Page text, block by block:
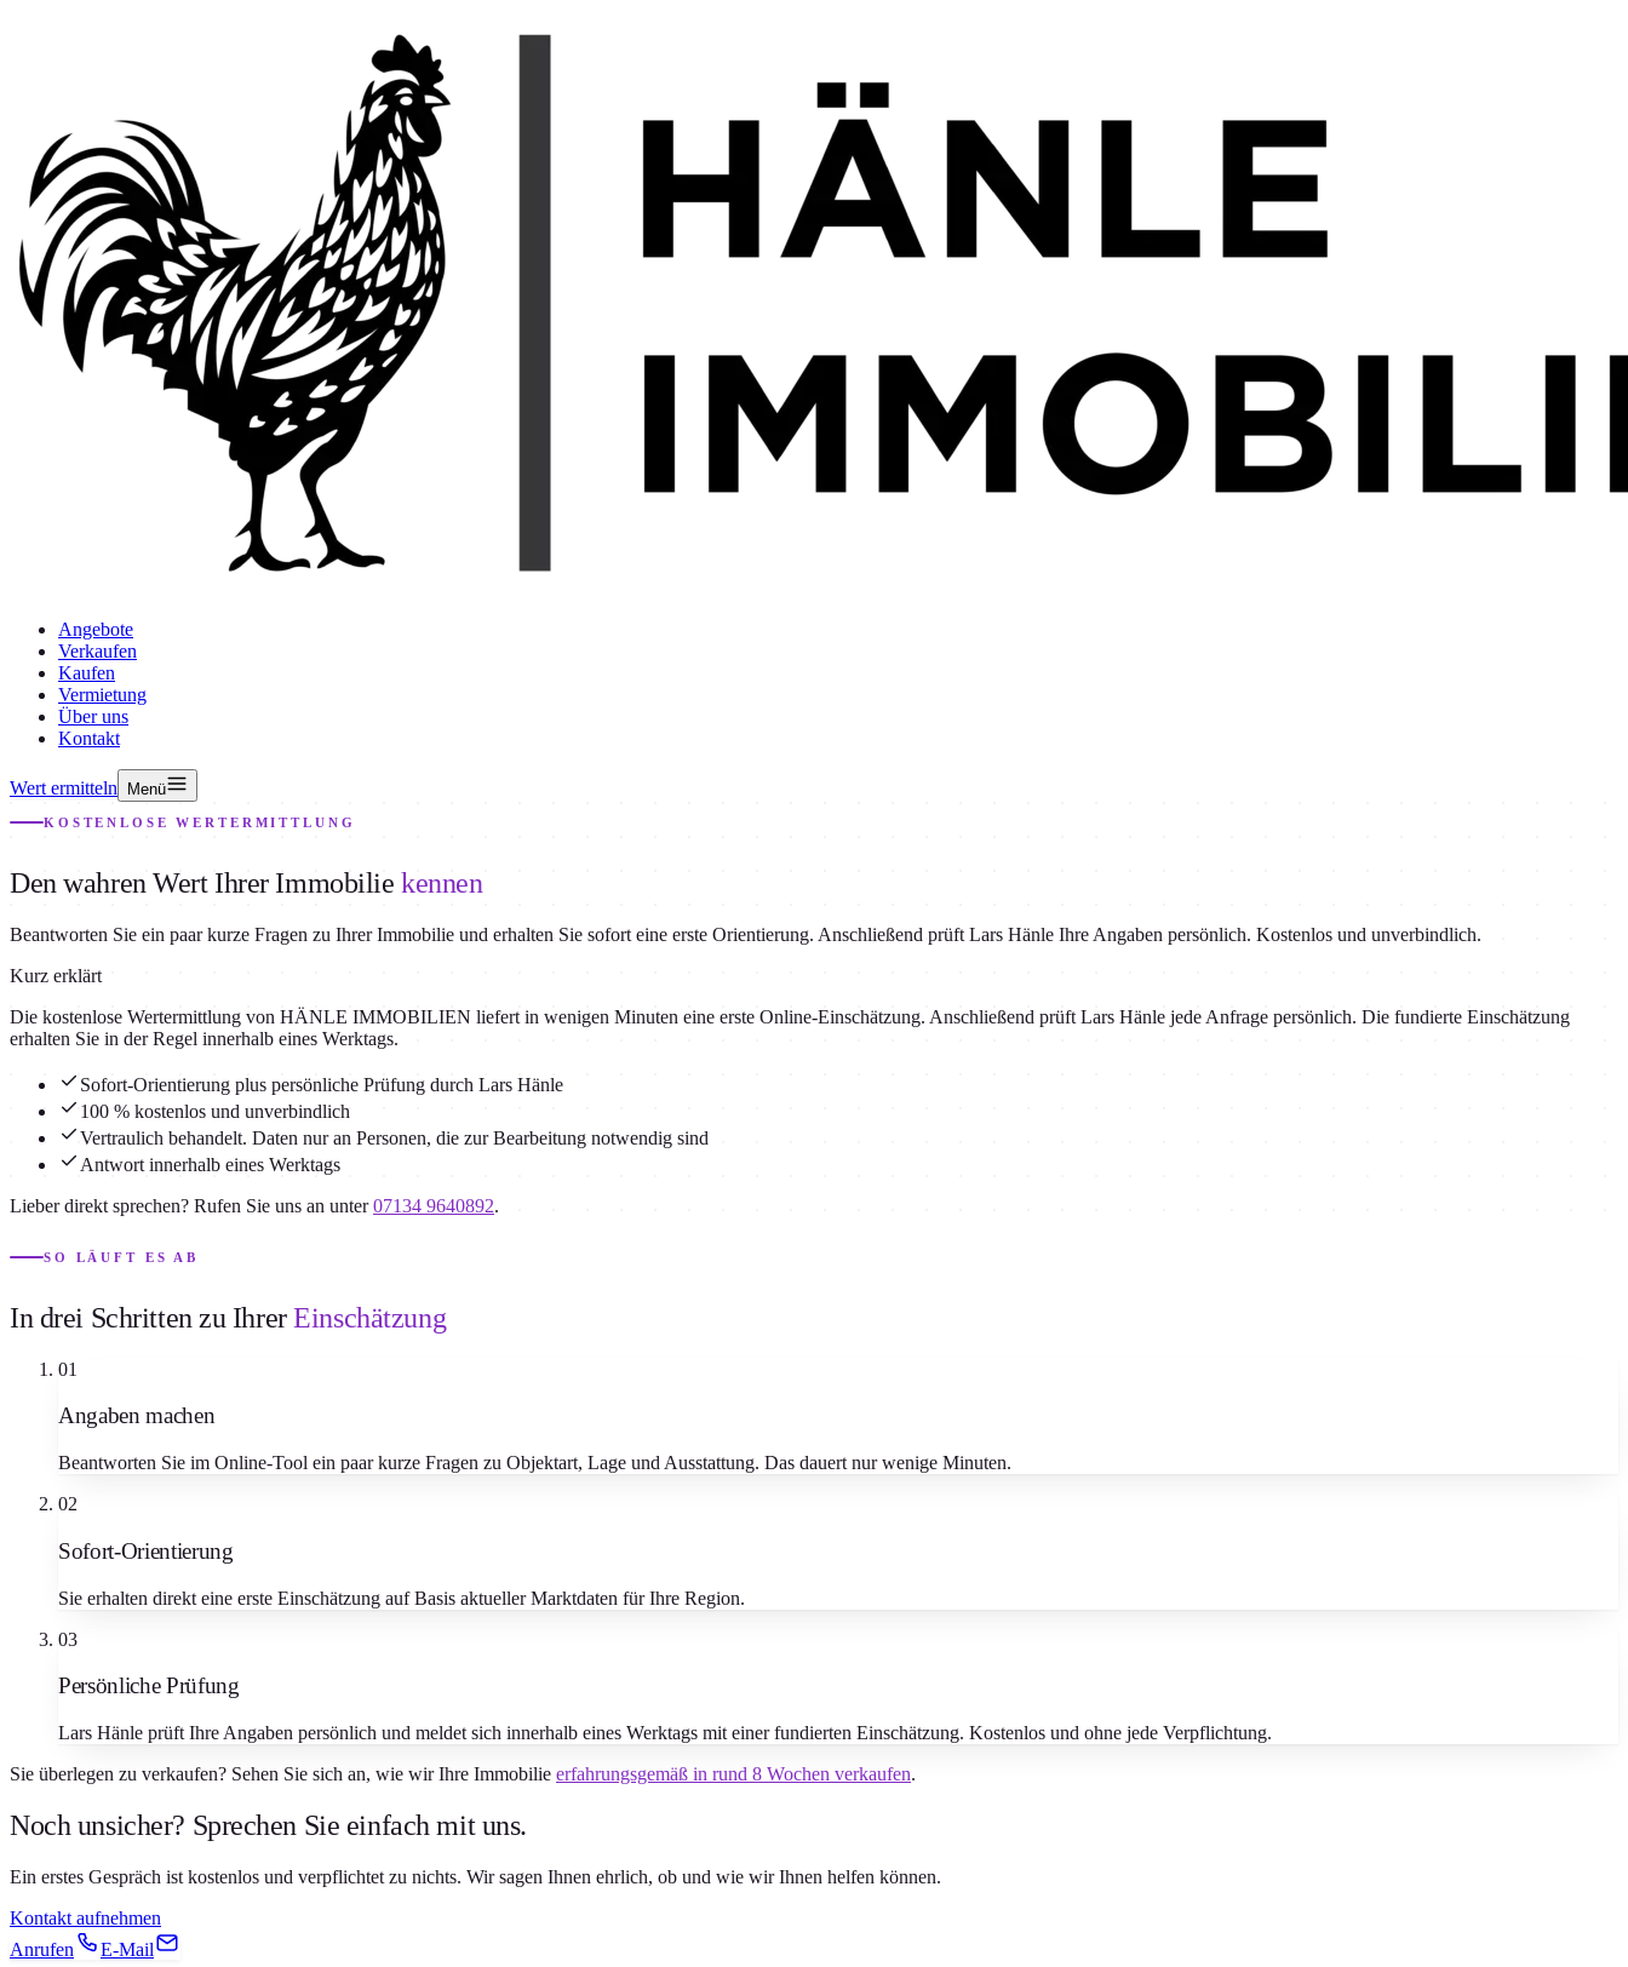
Angebote
Verkaufen
Kaufen
Vermietung
Über uns
Kontakt
Wert ermitteln Menü
KOSTENLOSE WERTERMITTLUNG
Den wahren Wert Ihrer Immobiliekennen
Beantworten Sie ein paar kurze Fragen zu Ihrer Immobilie und erhalten Sie sofort eine erste Orientierung. Anschließend prüft Lars Hänle Ihre Angaben persönlich. Kostenlos und unverbindlich.
Kurz erklärt
Die kostenlose Wertermittlung von HÄNLE IMMOBILIEN liefert in wenigen Minuten eine erste Online-Einschätzung. Anschließend prüft Lars Hänle jede Anfrage persönlich. Die fundierte Einschätzung
erhalten Sie in der Regel innerhalb eines Werktags.
Sofort-Orientierung plus persönliche Prüfung durch Lars Hänle
100 % kostenlos und unverbindlich
Vertraulich behandelt. Daten nur an Personen, die zur Bearbeitung notwendig sind
Antwort innerhalb eines Werktags
Lieber direkt sprechen? Rufen Sie uns an unter 07134 9640892.
SO LÄUFT ES AB
In drei Schritten zu IhrerEinschätzung
01
Angaben machen
Beantworten Sie im Online-Tool ein paar kurze Fragen zu Objektart, Lage und Ausstattung. Das dauert nur wenige Minuten.
02
Sofort-Orientierung
Sie erhalten direkt eine erste Einschätzung auf Basis aktueller Marktdaten für Ihre Region.
03
Persönliche Prüfung
Lars Hänle prüft Ihre Angaben persönlich und meldet sich innerhalb eines Werktags mit einer fundierten Einschätzung. Kostenlos und ohne jede Verpflichtung.
Sie überlegen zu verkaufen? Sehen Sie sich an, wie wir Ihre Immobilie erfahrungsgemäß in rund 8 Wochen verkaufen.
Noch unsicher? Sprechen Sie einfach mit uns.
Ein erstes Gespräch ist kostenlos und verpflichtet zu nichts. Wir sagen Ihnen ehrlich, ob und wie wir Ihnen helfen können.
Kontakt aufnehmen
Anrufen
E-Mail